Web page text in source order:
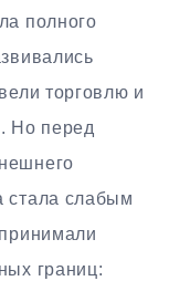
полного
торговлю и
Но перед
стала слабым
границ: